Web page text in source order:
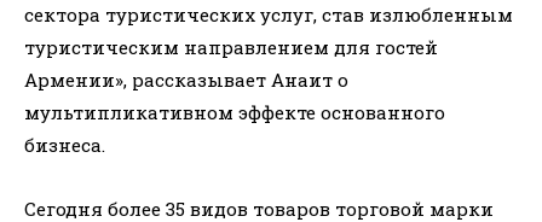
сектора туристических услуг, став излюбленным
туристическим направлением для гостей
Армении», рассказывает Анаит о
мультипликативном эффекте основанного
бизнеса.
Сегодня более 35 видов товаров торговой марки